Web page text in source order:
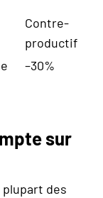
Contre-
productif
–30%
sur
des